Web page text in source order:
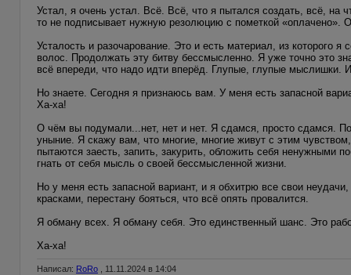
Устал, я очень устал. Всё. Всё, что я пытался создать, всё, на
то не подписывает нужную резолюцию с пометкой «оплачено».
Усталость и разочарование. Это и есть материал, из которого
волос. Продолжать эту битву бессмысленно. Я уже точно это
всё впереди, что надо идти вперёд. Глупые, глупые мыслишки.
Но знаете. Сегодня я признаюсь вам. У меня есть запасной
Ха-ха!
О чём вы подумали...нет, нет и нет. Я сдамся, просто сдамся.
уныние. Я скажу вам, что многие, многие живут с этим
пытаются заесть, запить, закурить, обложить себя ненужными
гнать от себя мысль о своей бессмысленной жизни.
Но у меня есть запасной вариант, и я обхитрю все свои
красками, перестану бояться, что всё опять провалится.
Я обману всех. Я обману себя. Это единственный шанс. Это
Ха-ха!
Написал: RoRo , 11.11.2024 в 14:04